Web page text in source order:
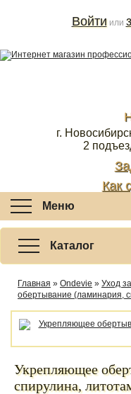
г.
2
Как
Войти или
Меню
Каталог
Главная » Ondevie » Уход
обертывание (ламинария,
Укрепляющее
спирулина,